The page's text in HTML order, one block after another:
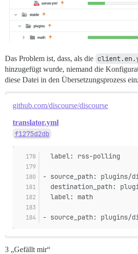
Das Problem ist, dass, als die
hinzugefügt wurde, niemand die
diese Datei in den Übersetzungsprozess
github.com/discourse/discourse
translator.yml
f1275d2db
  label: rss-polling
- source_path: plugins/
destination_path:
  label: math
- source_path: plugins/
3 „Gefällt mir“